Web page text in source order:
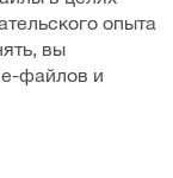
опыта
вы
файлов и